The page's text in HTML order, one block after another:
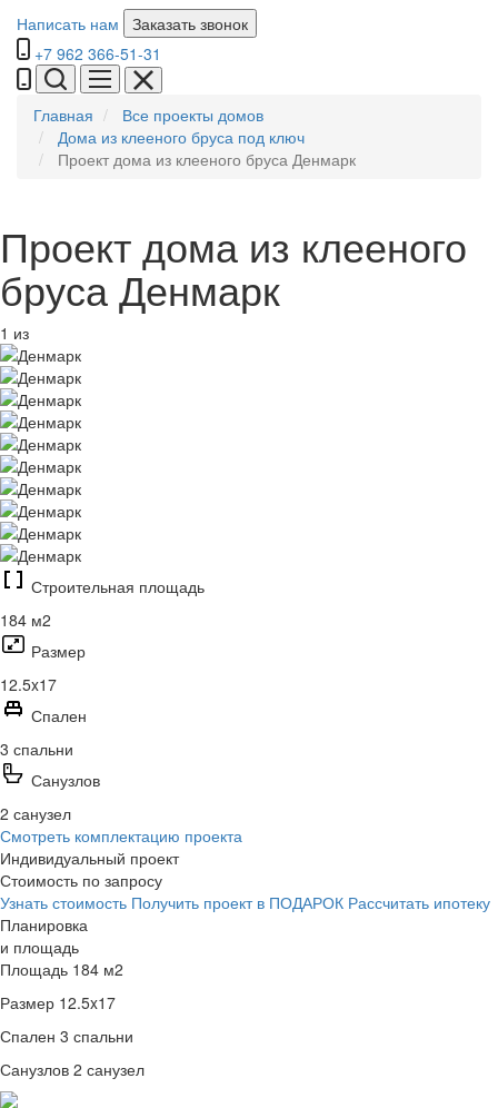
Написать нам
Заказать звонок
+7 962 366-51-31
Главная
Все проекты домов
Дома из клееного бруса под ключ
Проект дома из клееного бруса Денмарк
Проект дома из клееного
брусаДенмарк
1 из
Строительная площадь
184 м2
Размер
12.5x17
Спален
3 спальни
Санузлов
2 санузел
Смотреть комплектацию проекта
Индивидуальный проект
Стоимость по запросу
Узнать стоимость Получить проект в ПОДАРОК Рассчитать ипотеку
Планировка
и площадь
Площадь 184 м2
Размер 12.5x17
Спален 3 спальни
Санузлов 2 санузел